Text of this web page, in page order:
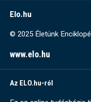
Elo.hu
© 2025 Életünk
www.elo.hu
Az ELO.hu-ról